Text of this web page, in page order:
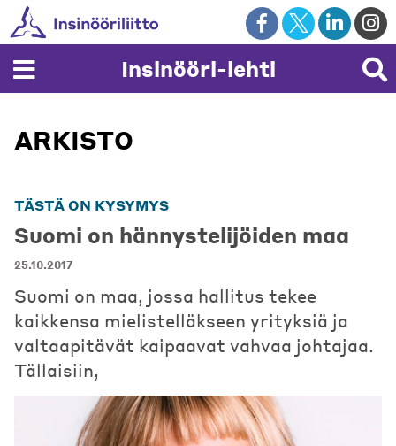
Skip
to
content
Insinööri-lehti
ARKISTO
TÄSTÄ ON KYSYMYS
Suomi on hännystelijöiden maa
25.10.2017
Suomi on maa, jossa hallitus tekee
kaikkensa mielistelläkseen yrityksiä ja
valtaapitävät kaipaavat vahvaa johtajaa.
Tällaisiin,